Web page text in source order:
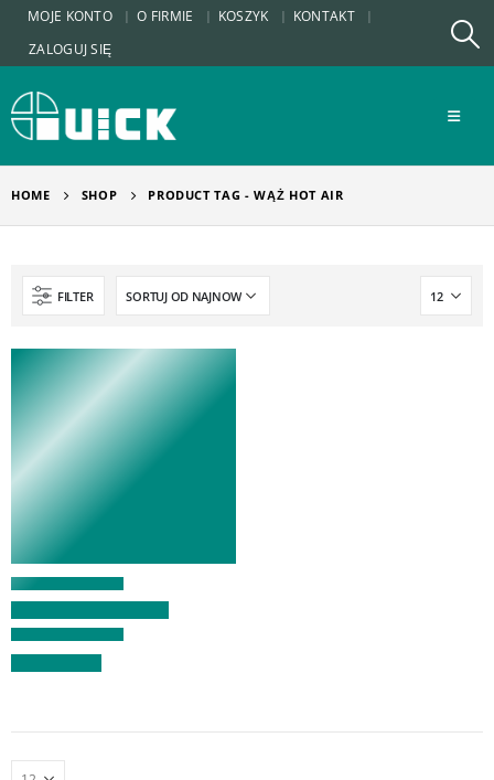
MOJE KONTO O FIRMIE KOSZYK
KONTAKT
ZALOGUJ SIĘ
HOME SHOP PRODUCT TAG -WĄŻ HOT AIR
FILTER